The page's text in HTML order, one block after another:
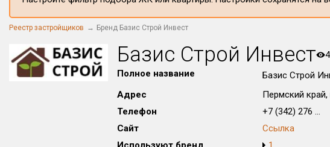
Реестр застройщиков Бренд Базис Строй Инвест
Базис Строй Инвест
Полное название
Базис Строй
Адрес
Пермский
Телефон
+7 (342) 276 ...
Сайт
Ссылка